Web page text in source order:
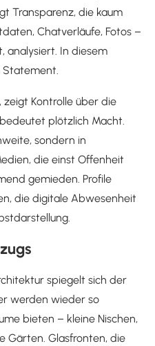
Transparenz, die kaum
Chatverläufe, Fotos –
analysiert. In diesem
Statement.
zeigt Kontrolle über die
plötzlich Macht.
sondern in
die einst Offenheit
gemieden. Profile
die digitale Abwesenheit
spiegelt sich der
werden wieder so
bieten – kleine Nischen,
Gärten. Glasfronten, die